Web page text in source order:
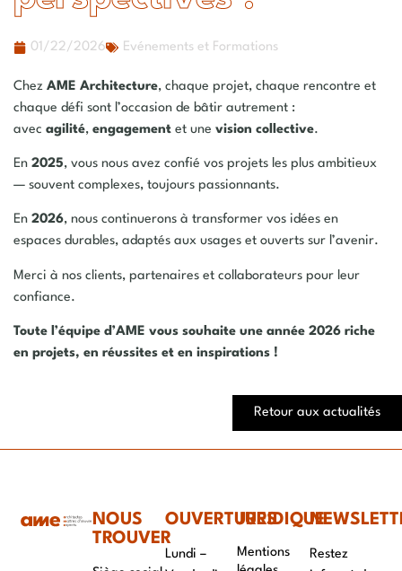
01/22/2026 Evénements et Formations
Chez AME Architecture, chaque projet, chaque rencontre et
chaque défi sont l’occasion de bâtir autrement :
avec agilité, engagement et une vision collective.
En 2025, vous nous avez confié vos projets les plus ambitieux
— souvent complexes, toujours passionnants.
En 2026, nous continuerons à transformer vos idées en
espaces durables, adaptés aux usages et ouverts sur l’avenir.
Merci à nos clients, partenaires et collaborateurs pour leur
confiance.
Toute l’équipe d’AME vous souhaite une année 2026 riche
en projets, en réussites et en inspirations !
Retour aux actualités
NOUS
TROUVER
OUVERTURES
Lundi –
JURIDIQUE
Mentions
Restez